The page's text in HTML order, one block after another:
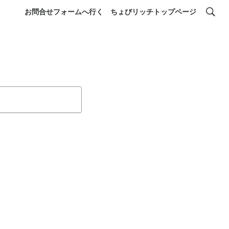
お問合せフォームへ行く ちょびリッチトップページ